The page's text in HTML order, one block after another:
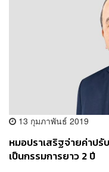
13 กุมภาพันธ์ 2019
หมอปราเสริฐจ่ายค่าป
เป็นกรรมการยาว 2 ปี